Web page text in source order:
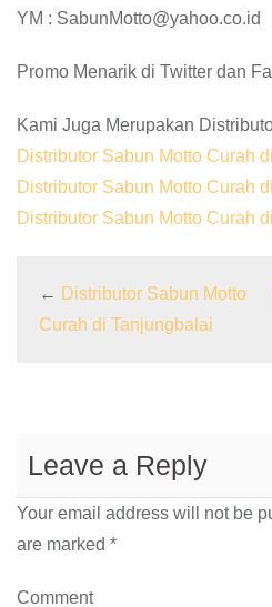
YM : SabunMotto@yahoo.co.id
Promo Menarik di Twitter dan
Kami Juga Merupakan
Distributor Sabun Motto Curah
Distributor Sabun Motto Curah
Distributor Sabun Motto Curah
← Distributor Sabun Motto
Curah di Tanjungbalai
Leave a Reply
Your email address will not be
are marked *
Comment